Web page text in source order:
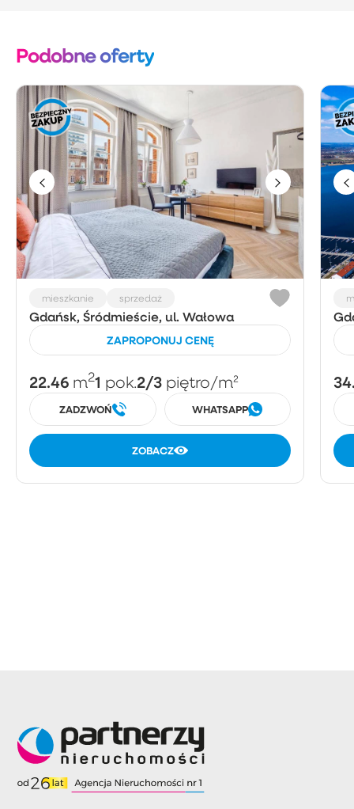
Podobne oferty
mieszkanie sprzedaż
Gdańsk, Śródmieście, ul. Wałowa
ZAPROPONUJ CENĘ
22.46 m21 pok.2/3 piętro/m²
ZADZWOŃ WHATSAPP
ZOBACZ